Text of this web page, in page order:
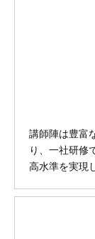
講師陣は豊富
り、一社研修
高水準を実現